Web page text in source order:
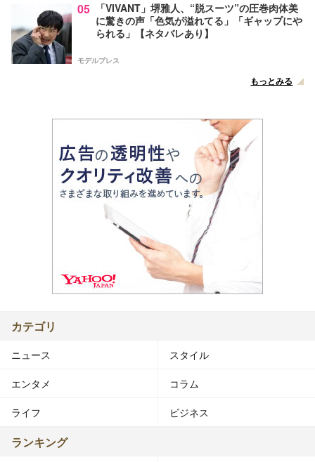
05
「VIVANT」堺雅人、“脱スーツ”の圧巻肉体美
に驚きの声「色気が溢れてる」「ギャップにや
られる」【ネタバレあり】
モデルプレス
もっとみる
カテゴリ
ニュース スタイル
エンタメ コラム
ライフ ビジネス
ランキング